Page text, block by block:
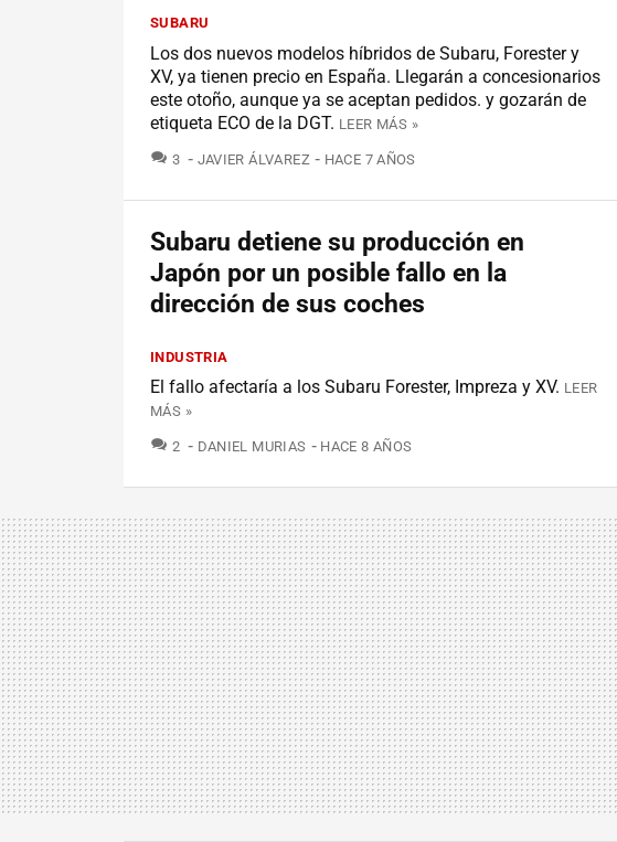
SUBARU
Los dos nuevos modelos híbridos de Subaru, Forester y
XV, ya tienen precio en España. Llegarán a concesionarios
este otoño, aunque ya se aceptan pedidos. y gozarán de
etiqueta ECO de la DGT. LEER MÁS »
3 COMENTARIOS
JAVIER ÁLVAREZ HACE 7 AÑOS
Subaru detiene su producción en
Japón por un posible fallo en la
dirección de sus coches
INDUSTRIA
El fallo afectaría a los Subaru Forester, Impreza y XV. LEER
MÁS »
2 COMENTARIOS
DANIEL MURIAS HACE 8 AÑOS